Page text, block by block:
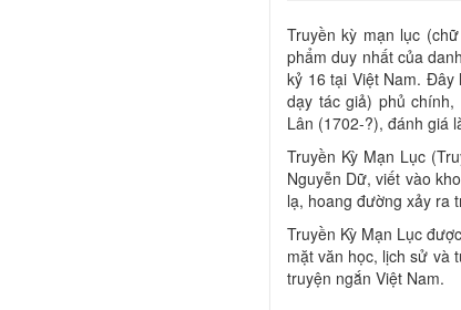
Truyền kỳ mạn lục
phẩm duy nhất của
kỷ 16 tại Việt Nam.
dạy tác giả) phủ
Lân (1702-?), đánh giá
Truyền Kỳ Mạn Lục
Nguyễn Dữ, viết vào
lạ, hoang đường xảy ra
Truyền Kỳ Mạn Lục
mặt văn học, lịch sử và
truyện ngắn Việt Nam.